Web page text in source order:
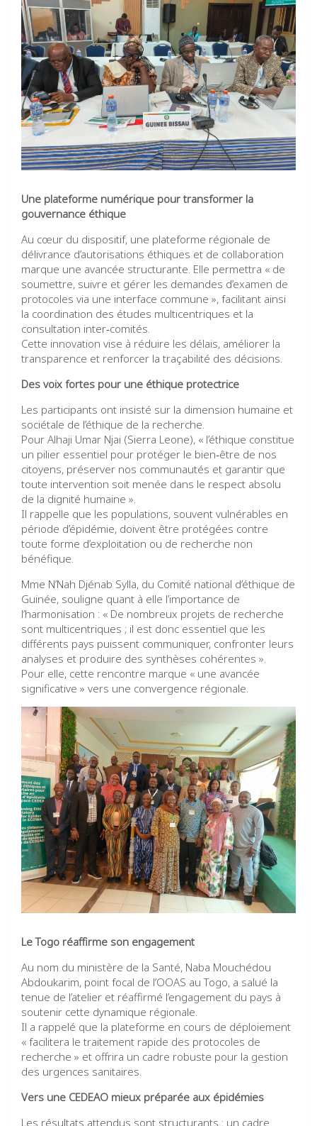
Une plateforme numérique pour transformer la
gouvernance éthique
Au cœur du dispositif, une plateforme régionale de
délivrance d’autorisations éthiques et de collaboration
marque une avancée structurante. Elle permettra « de
soumettre, suivre et gérer les demandes d’examen de
protocoles via une interface commune », facilitant ainsi
la coordination des études multicentriques et la
consultation inter‑comités.
Cette innovation vise à réduire les délais, améliorer la
transparence et renforcer la traçabilité des décisions.
Des voix fortes pour une éthique protectrice
Les participants ont insisté sur la dimension humaine et
sociétale de l’éthique de la recherche.
Pour Alhaji Umar Njai (Sierra Leone), « l’éthique constitue
un pilier essentiel pour protéger le bien‑être de nos
citoyens, préserver nos communautés et garantir que
toute intervention soit menée dans le respect absolu
de la dignité humaine ».
Il rappelle que les populations, souvent vulnérables en
période d’épidémie, doivent être protégées contre
toute forme d’exploitation ou de recherche non
bénéfique.
Mme N’Nah Djénab Sylla, du Comité national d’éthique de
Guinée, souligne quant à elle l’importance de
l’harmonisation : « De nombreux projets de recherche
sont multicentriques ; il est donc essentiel que les
différents pays puissent communiquer, confronter leurs
analyses et produire des synthèses cohérentes ».
Pour elle, cette rencontre marque « une avancée
significative » vers une convergence régionale.
Le Togo réaffirme son engagement
Au nom du ministère de la Santé, Naba Mouchédou
Abdoukarim, point focal de l’OOAS au Togo, a salué la
tenue de l’atelier et réaffirmé l’engagement du pays à
soutenir cette dynamique régionale.
Il a rappelé que la plateforme en cours de déploiement
« facilitera le traitement rapide des protocoles de
recherche » et offrira un cadre robuste pour la gestion
des urgences sanitaires.
Vers une CEDEAO mieux préparée aux épidémies
Les résultats attendus sont structurants : un cadre